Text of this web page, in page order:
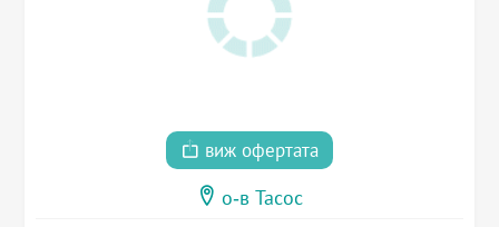
виж офертата
о-в Тасос